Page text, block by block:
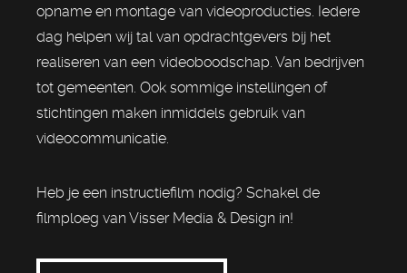
opname en montage van videoproducties. Iedere
dag helpen wij tal van opdrachtgevers bij het
realiseren van een videoboodschap. Van bedrijven
tot gemeenten. Ook sommige instellingen of
stichtingen maken inmiddels gebruik van
videocommunicatie.
Heb je een instructiefilm nodig? Schakel de
filmploeg van Visser Media & Design in!